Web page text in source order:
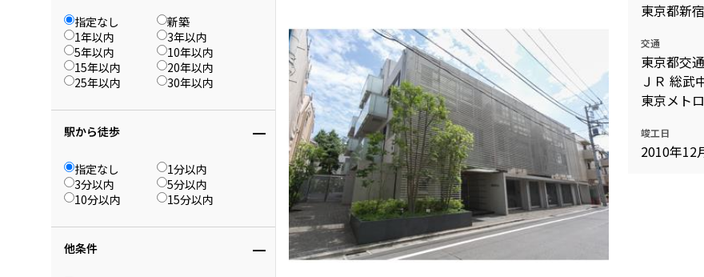
指定なし
新築
1年以内
3年以内
5年以内
10年以内
15年以内
20年以内
25年以内
30年以内
駅から徒歩
指定なし
1分以内
3分以内
5分以内
10分以内
15分以内
他条件
東京都新
交通
東京都交
ＪＲ 総武
東京メト
竣工日
2010年12